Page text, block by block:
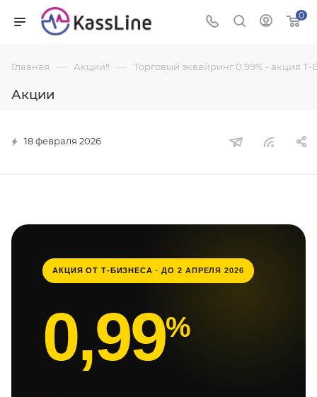
0
Главная — Акции!! — Торговый эквайринг 0,99% - акция Т-
Акции
18 февраля 2026
АКЦИЯ ОТ Т-БИЗНЕСА · ДО 2 АПРЕЛЯ 2026
0,99%